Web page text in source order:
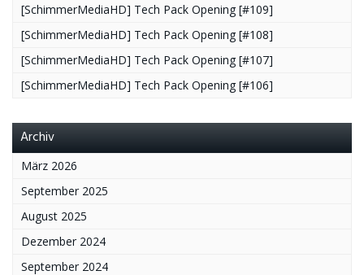
[SchimmerMediaHD] Tech Pack Opening [#109]
[SchimmerMediaHD] Tech Pack Opening [#108]
[SchimmerMediaHD] Tech Pack Opening [#107]
[SchimmerMediaHD] Tech Pack Opening [#106]
Archiv
März 2026
September 2025
August 2025
Dezember 2024
September 2024